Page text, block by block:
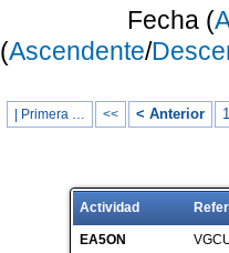
Fecha (
(Ascendente/
| Primera … << < Anterior
Actividad
EA5ON